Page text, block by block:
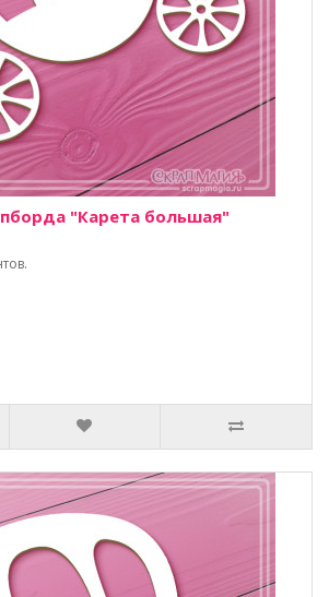
"Карета большая"